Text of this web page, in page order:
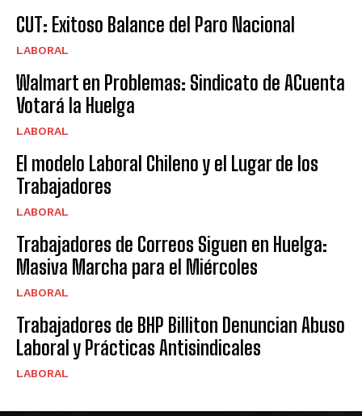
CUT: Exitoso Balance del Paro Nacional
LABORAL
Walmart en Problemas: Sindicato de ACuenta
Votará la Huelga
LABORAL
El modelo Laboral Chileno y el Lugar de los
Trabajadores
LABORAL
Trabajadores de Correos Siguen en Huelga:
Masiva Marcha para el Miércoles
LABORAL
Trabajadores de BHP Billiton Denuncian Abuso
Laboral y Prácticas Antisindicales
LABORAL